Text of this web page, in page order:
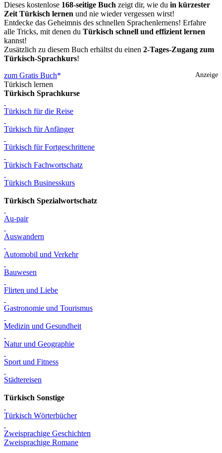
Dieses kostenlose 168-seitige Buch zeigt dir, wie du in kürzester
Zeit Türkisch lernen und nie wieder vergessen wirst!
Entdecke das Geheimnis des schnellen Sprachenlernens! Erfahre
alle Tricks, mit denen du Türkisch schnell und effizient lernen
kannst!
Zusätzlich zu diesem Buch erhältst du einen 2-Tages-Zugang zum
Türkisch-Sprachkurs!
Anzeige
zum Gratis Buch
Türkisch lernen
Türkisch Sprachkurse
Türkisch für die Reise
Türkisch für Anfänger
Türkisch für Fortgeschrittene
Türkisch Fachwortschatz
Türkisch Businesskurs
Türkisch Spezialwortschatz
Au-pair
Auswandern
Automobil und Verkehr
Bauwesen
Flirten und Liebe
Gastronomie und Tourismus
Medizin und Gesundheit
Natur und Geographie
Sport und Fitness
Städtereisen
Türkisch Sonstige
Türkisch Wörterbücher
Zweisprachige Geschichten
Zweisprachige Romane